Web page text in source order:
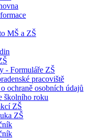
MŠ a ZŠ
- Formuláře ZŠ
pracoviště
ochraně osobních údajů
školního roku
ZŠ
ZŠ